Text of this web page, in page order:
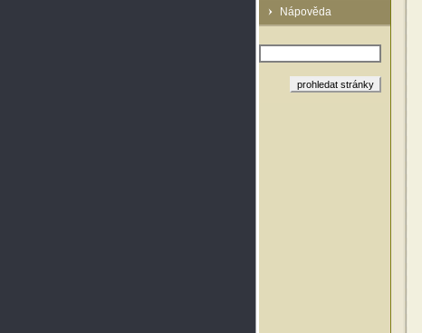
Nápověda